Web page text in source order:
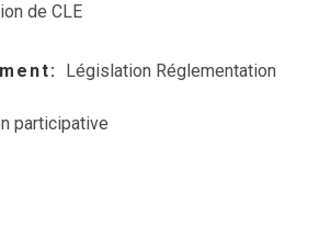
de CLE
Législation Réglementation
participative